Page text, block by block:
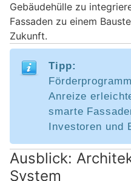
Gebäudehülle zu
Fassaden zu einem
Zukunft.
Tipp:
Anreize
smarte
Investoren und
Ausblick:
System